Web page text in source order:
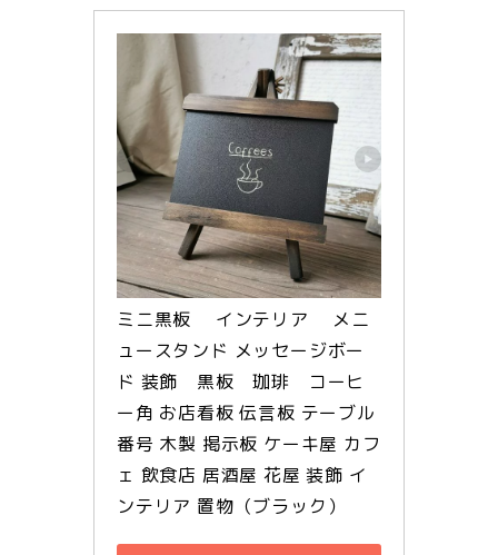
ミニ黒板 　インテリア　 メニ
ュースタンド メッセージボー
ド 装飾　黒板　珈琲　コーヒ
ー角 お店看板 伝言板 テーブル
番号 木製 掲示板 ケーキ屋 カフ
ェ 飲食店 居酒屋 花屋 装飾 イ
ンテリア 置物（ブラック）